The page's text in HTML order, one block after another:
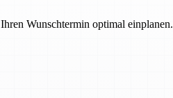
Wunschtermin optimal einplanen.